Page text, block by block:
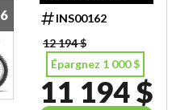
6
RABAIS ALLANT
JUSQU'A 3000 $
SUR CERTAIN
MODEL
INS00162
12 194 $
Épargnez 1 000 $
11 194 $